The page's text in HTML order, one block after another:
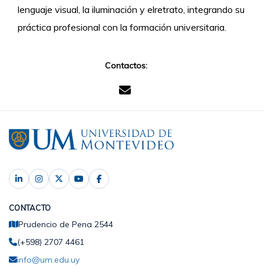
lenguaje visual, la iluminación y elretrato, integrando su
práctica profesional con la formación universitaria.
Contactos:
CONTACTO
Prudencio de Pena 2544
(+598) 2707 4461
info@um.edu.uy